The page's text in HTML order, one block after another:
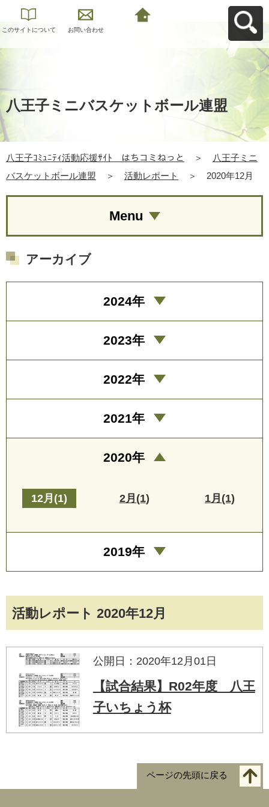
このサイトについて お問い合わせ
八王子ミニバスケットボール連盟
八王子ｺﾐｭﾆﾃｨ活動応援ｻｲﾄ はちコミねっと ＞
八王子ミニ
バスケットボール連盟
＞ 活動レポート ＞ 2020年12月
活動レポート 2020年12月
公開日：2020年12月01日
【試合結果】R02年度 八王
子いちょう杯
Menu
アーカイブ
2024年
2023年
2022年
2021年
2020年
12月(1) 2月(1) 1月(1)
2019年
ページの先頭に戻る